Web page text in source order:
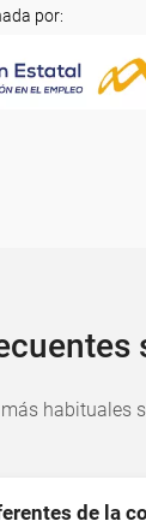
por:
habituales
de la